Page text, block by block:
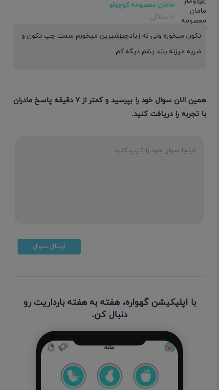
مامان معصومه کوچولو
۷ سالگی
تکون میخوره ولی نه زیادچیزشیرین میخورم سمت چپ تکون و
ضربه میزنه بلند بشم دیگه کم
همین الان سوال خود را بپرسید و کمتر از ۷ دقیقه پاسخ مادران
با تجربه را دریافت کنید.
ارسال سوال
با اپلیکیشن گهواره، هفته به هفته بارداریت رو
دنبال کن.